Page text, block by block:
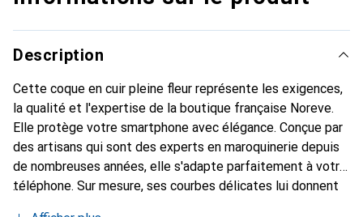
Description
Cette coque en cuir pleine fleur représente les exigences,
la qualité et l'expertise de la boutique française Noreve.
Elle protège votre smartphone avec élégance. Conçue par
des artisans qui sont des experts en maroquinerie depuis
de nombreuses années, elle s'adapte parfaitement à votre
téléphone. Sur mesure, ses courbes délicates lui donnent